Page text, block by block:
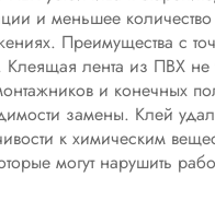
и меньшее
Преимущества с
лента из ПВХ
и конечных
замены. Клей
к химическим
могут нарушить